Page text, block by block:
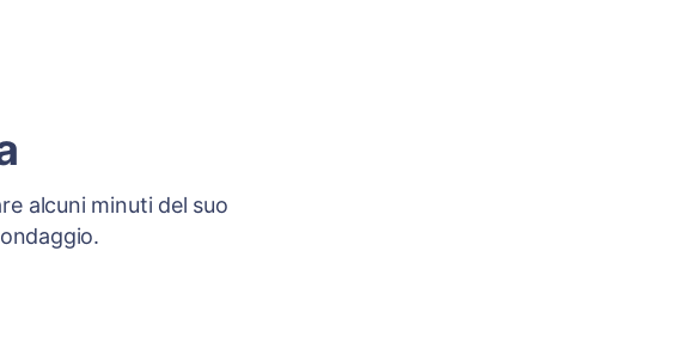
alcuni minuti del suo